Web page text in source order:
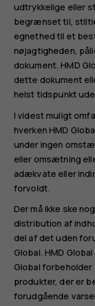
udtrykkelige eller
begrænset til,
egnethed til et
nøjagtigheden,
dokument. HMD
dette dokument
helst tidspunkt
I videst muligt
hverken HMD
under ingen
eller omsætning
adækvate eller
forvoldt.
Der må ikke ske
distribution af
del af det uden
Global. HMD
Global
produkter, der er
forudgående